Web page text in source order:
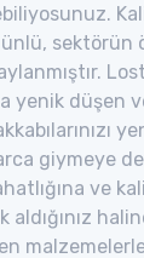
sektörün
yenik düşen
giymeye
ve
aldığınız